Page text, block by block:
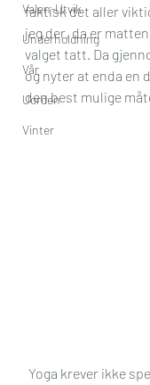
Valen-Utvik
Underholdning
Vår
Uorden
Vinter
faktisk det aller
jeg der, da er
valget tatt. Da
og nyter at enda en
den best mulige
Yoga krever ikke